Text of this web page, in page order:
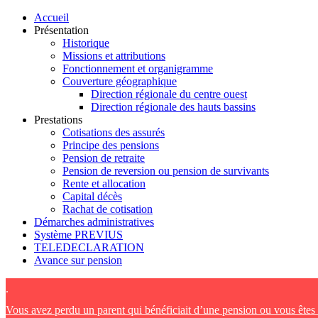
Accueil
Présentation
Historique
Missions et attributions
Fonctionnement et organigramme
Couverture géographique
Direction régionale du centre ouest
Direction régionale des hauts bassins
Prestations
Cotisations des assurés
Principe des pensions
Pension de retraite
Pension de reversion ou pension de survivants
Rente et allocation
Capital décès
Rachat de cotisation
Démarches administratives
Système PREVIUS
TELEDECLARATION
Avance sur pension
.
Vous avez perdu un parent qui bénéficiait d’une pension ou vous